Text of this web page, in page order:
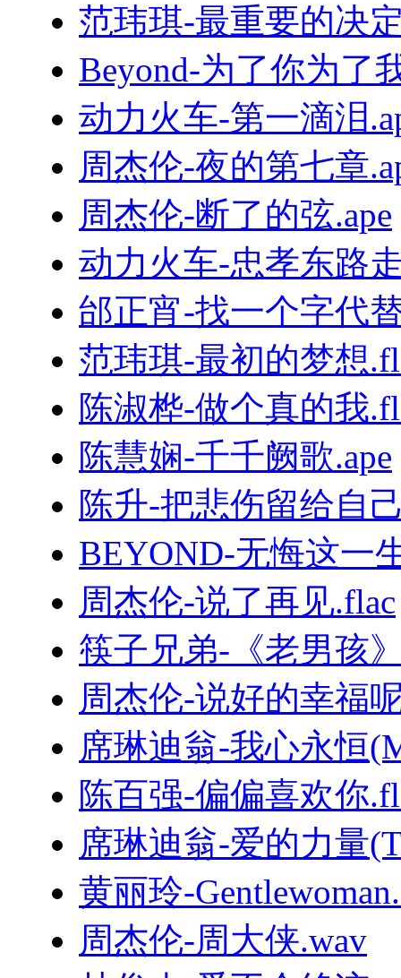
范玮琪-最重要的决
Beyond-为了你为了
动力火车-第一滴泪
周杰伦-夜的第七章
周杰伦-断了的弦.ape
动力火车-忠孝东路
邰正宵-找一个字代
范玮琪-最初的梦想
陈淑桦-做个真的我
陈慧娴-千千阙歌.ape
陈升-把悲伤留给自
BEYOND-无悔这一
周杰伦-说了再见.flac
筷子兄弟-《老男孩
周杰伦-说好的幸福
席琳迪翁-我心永恒
陈百强-偏偏喜欢你
席琳迪翁-爱的力量
黄丽玲-
周杰伦-周大侠.wav